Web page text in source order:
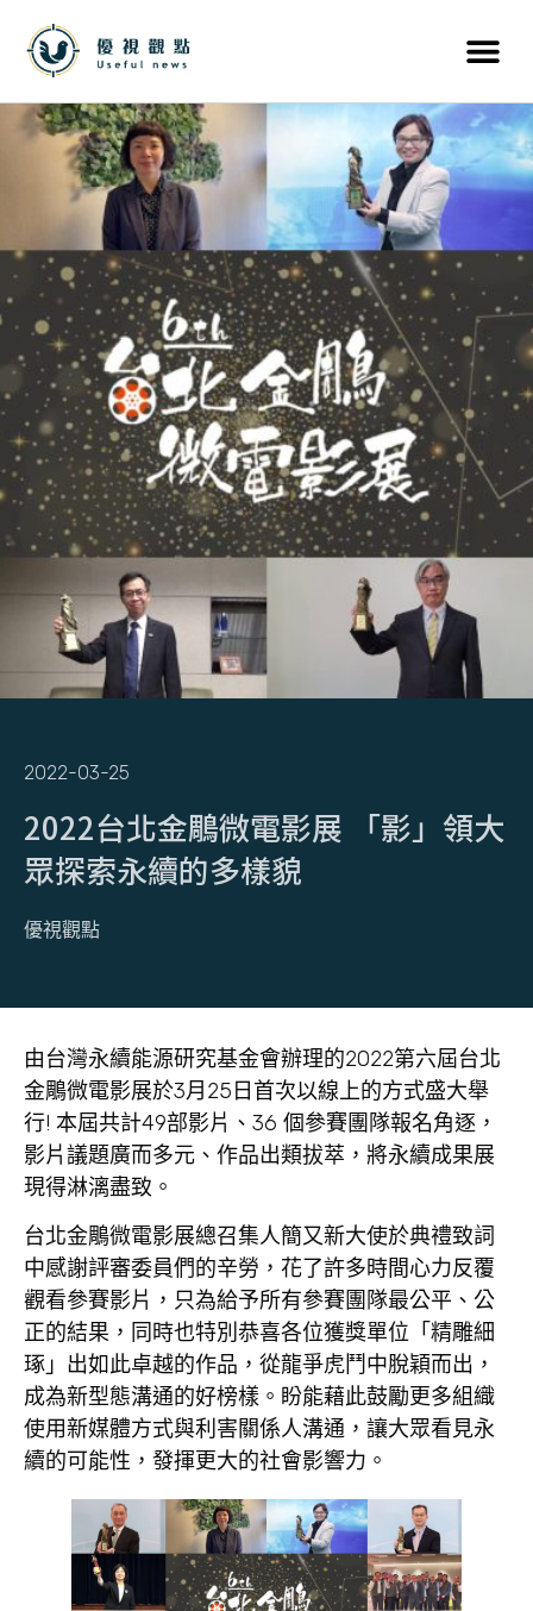
2022-03-25
2022台北金鵰微電影展 「影」領大
眾探索永續的多樣貌
優視觀點
由台灣永續能源研究基金會辦理的2022第六屆台北
金鵰微電影展於3月25日首次以線上的方式盛大舉
行! 本屆共計49部影片、36 個參賽團隊報名角逐，
影片議題廣而多元、作品出類拔萃，將永續成果展
現得淋漓盡致。
台北金鵰微電影展總召集人簡又新大使於典禮致詞
中感謝評審委員們的辛勞，花了許多時間心力反覆
觀看參賽影片，只為給予所有參賽團隊最公平、公
正的結果，同時也特別恭喜各位獲獎單位「精雕細
琢」出如此卓越的作品，從龍爭虎鬥中脫穎而出，
成為新型態溝通的好榜樣。盼能藉此鼓勵更多組織
使用新媒體方式與利害關係人溝通，讓大眾看見永
續的可能性，發揮更大的社會影響力。